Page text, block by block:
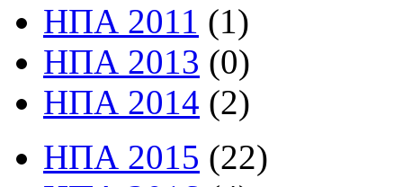
НПА 2011 (1)
НПА 2013 (0)
НПА 2014 (2)
НПА 2015 (22)